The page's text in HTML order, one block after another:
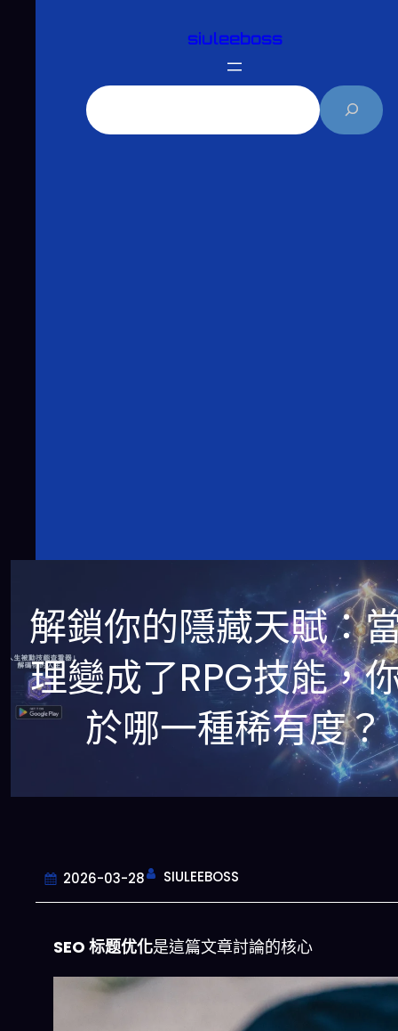
siuleeboss
解鎖你的隱藏天賦：
理變成了RPG技能，
於哪一種稀有度？
2026-03-28 SIULEEBOSS
SEO 标题优化是這篇文章討論的核心